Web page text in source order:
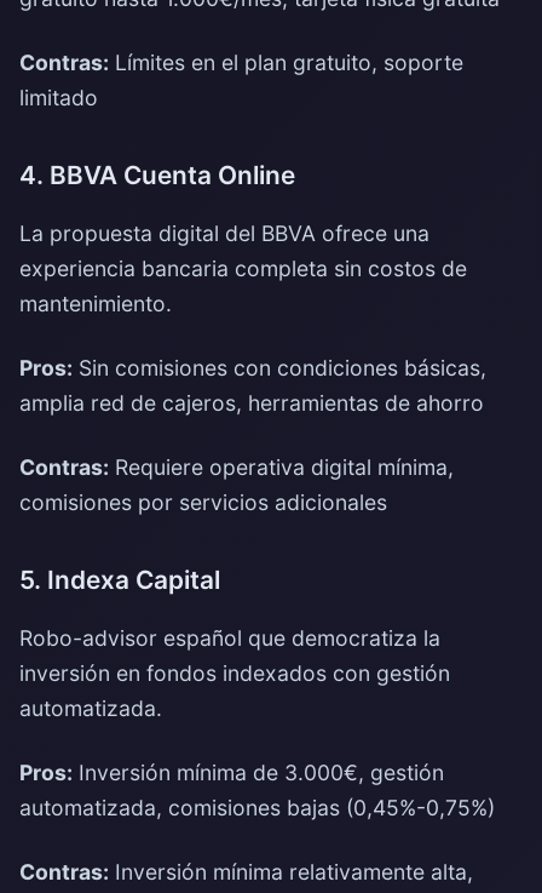
Contras: Límites en el plan gratuito, soporte
limitado
4. BBVA Cuenta Online
La propuesta digital del BBVA ofrece una
experiencia bancaria completa sin costos de
mantenimiento.
Pros: Sin comisiones con condiciones básicas,
amplia red de cajeros, herramientas de ahorro
Contras: Requiere operativa digital mínima,
comisiones por servicios adicionales
5. Indexa Capital
Robo-advisor español que democratiza la
inversión en fondos indexados con gestión
automatizada.
Pros: Inversión mínima de 3.000€, gestión
automatizada, comisiones bajas (0,45%-0,75%)
Contras: Inversión mínima relativamente alta,